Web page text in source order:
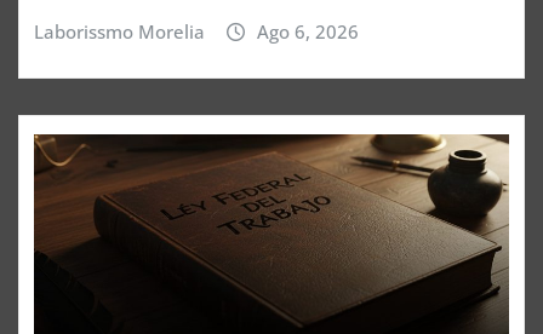
Laborissmo Morelia Ago 6, 2026